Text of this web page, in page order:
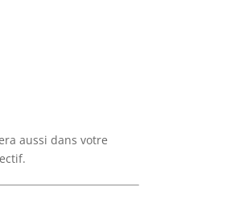
aussi dans votre